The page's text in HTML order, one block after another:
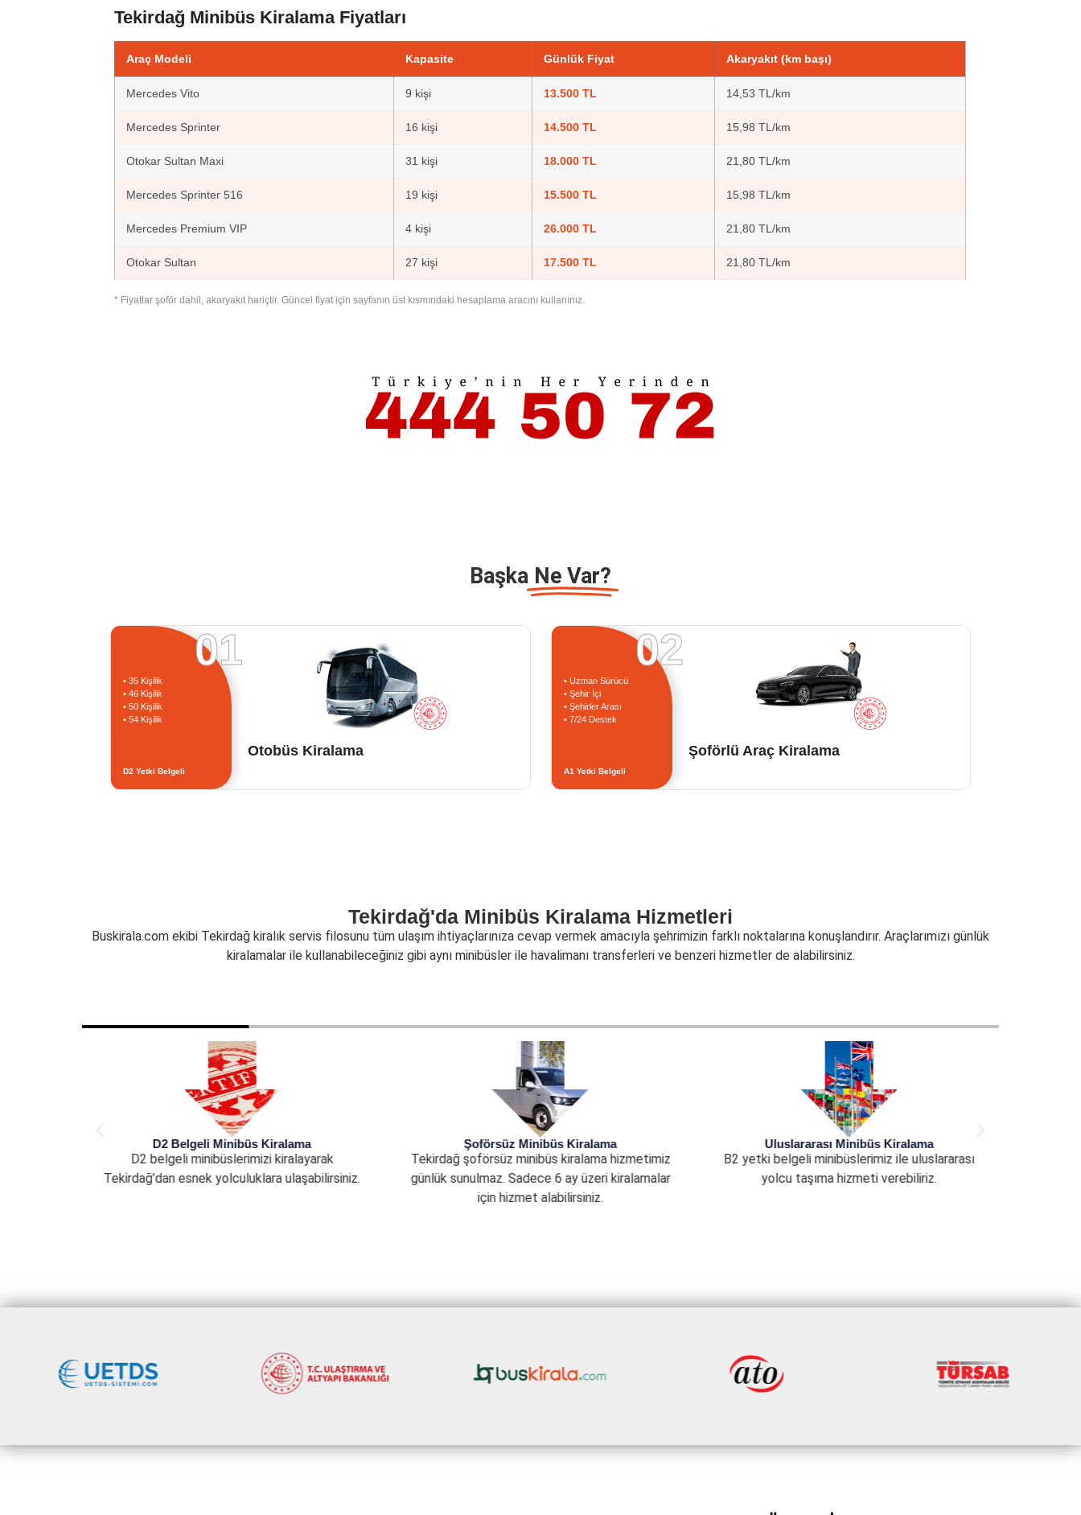
Tekirdağ Minibüs Kiralama Fiyatları
Araç Modeli Kapasite Günlük Fiyat Akaryakıt (km başı)
Mercedes Vito 9 kişi 13.500 TL 14,53 TL/km
Mercedes Sprinter 16 kişi 14.500 TL 15,98 TL/km
Otokar Sultan Maxi 31 kişi 18.000 TL 21,80 TL/km
Mercedes Sprinter 516 19 kişi 15.500 TL 15,98 TL/km
Mercedes Premium VIP 4 kişi 26.000 TL 21,80 TL/km
Otokar Sultan 27 kişi 17.500 TL 21,80 TL/km
* Fiyatlar şoför dahil, akaryakıt hariçtir. Güncel fiyat için sayfanın üst kısmındaki hesaplama aracını kullanınız.
Başka Ne Var?
01
• 35 Kişilik
• 46 Kişilik
• 50 Kişilik
• 54 Kişilik
D2 Yetki Belgeli
Otobüs Kiralama
02
• Uzman Sürücü
• Şehir İçi
• Şehirler Arası
• 7/24 Destek
A1 Yetki Belgeli
Şoförlü Araç Kiralama
Tekirdağ'da Minibüs Kiralama Hizmetleri
Buskirala.com ekibi Tekirdağ kiralık servis filosunu tüm ulaşım ihtiyaçlarınıza cevap vermek amacıyla şehrimizin farklı noktalarına konuşlandırır. Araçlarımızı günlük
kiralamalar ile kullanabileceğiniz gibi aynı minibüsler ile havalimanı transferleri ve benzeri hizmetler de alabilirsiniz.
D2 Belgeli Minibüs Kiralama
D2 belgeli minibüslerimizi kiralayarak
Tekirdağ’dan esnek yolculuklara ulaşabilirsiniz.
Şoförsüz Minibüs Kiralama
Tekirdağ şoförsüz minibüs kiralama hizmetimiz
günlük sunulmaz. Sadece 6 ay üzeri kiralamalar
için hizmet alabilirsiniz.
Uluslararası Minibüs Kiralama
B2 yetki belgeli minibüslerimiz ile uluslararası
yolcu taşıma hizmeti verebiliriz.